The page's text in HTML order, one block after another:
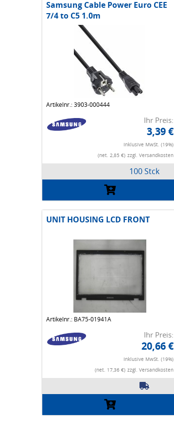
Samsung Cable Power Euro CEE
7/4 to C5 1.0m
Artikelnr.: 3903-000444
Ihr Preis:
3,39 €
Inklusive MwSt. (19%)
(net. 2,85 €) zzgl. Versandkosten
100 Stck
UNIT HOUSING LCD FRONT
Artikelnr.: BA75-01941A
Ihr Preis:
20,66 €
Inklusive MwSt. (19%)
(net. 17,36 €) zzgl. Versandkosten